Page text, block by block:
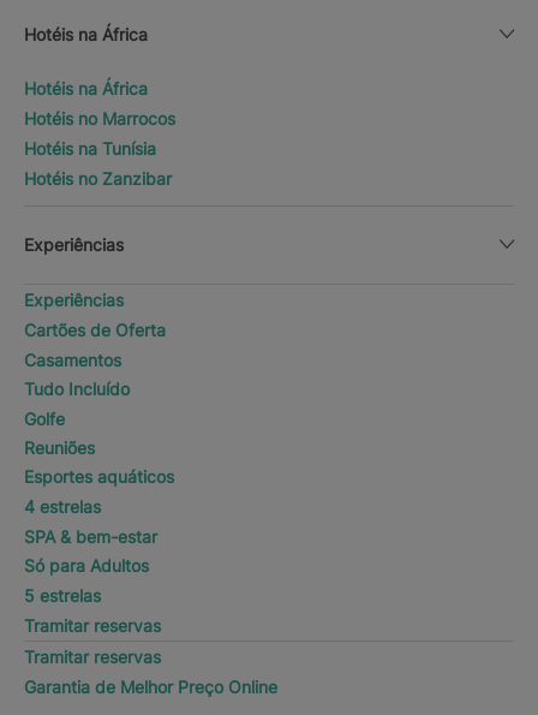
Hotéis na África
Hotéis na África
Hotéis no Marrocos
Hotéis na Tunísia
Hotéis no Zanzibar
Experiências
Experiências
Cartões de Oferta
Casamentos
Tudo Incluído
Golfe
Reuniões
Esportes aquáticos
4 estrelas
SPA & bem-estar
Só para Adultos
5 estrelas
Tramitar reservas
Tramitar reservas
Garantia de Melhor Preço Online